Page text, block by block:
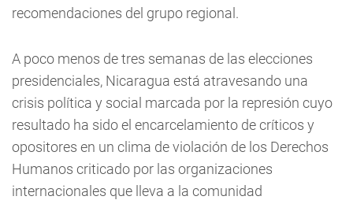
recomendaciones del grupo regional.
A poco menos de tres semanas de las elecciones
presidenciales, Nicaragua está atravesando una
crisis política y social marcada por la represión cuyo
resultado ha sido el encarcelamiento de críticos y
opositores en un clima de violación de los Derechos
Humanos criticado por las organizaciones
internacionales que lleva a la comunidad